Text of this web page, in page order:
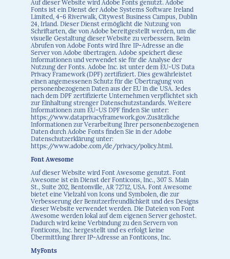
Auf dieser Website wird Adobe Fonts genutzt. Adobe
Fonts ist ein Dienst der Adobe Systems Software Ireland
Limited, 4-6 Riverwalk, Citywest Business Campus, Dublin
24, Irland. Dieser Dienst ermöglicht die Nutzung von
Schriftarten, die von Adobe bereitgestellt werden, um die
visuelle Gestaltung dieser Website zu verbessern. Beim
Abrufen von Adobe Fonts wird Ihre IP-Adresse an die
Server von Adobe übertragen. Adobe speichert diese
Informationen und verwendet sie für die Analyse der
Nutzung der Fonts. Adobe Inc. ist unter dem EU-US Data
Privacy Framework (DPF) zertifiziert. Dies gewährleistet
einen angemessenen Schutz für die Übertragung von
personenbezogenen Daten aus der EU in die USA. Jedes
nach dem DPF zertifizierte Unternehmen verpflichtet sich
zur Einhaltung strenger Datenschutzstandards. Weitere
Informationen zum EU-US DPF finden Sie unter:
https://www.dataprivacyframework.gov.Zusätzliche
Informationen zur Verarbeitung Ihrer personenbezogenen
Daten durch Adobe Fonts finden Sie in der Adobe
Datenschutzerklärung unter:
https://www.adobe.com/de/privacy/policy.html.
Font Awesome
Auf dieser Website wird Font Awesome genutzt. Font
Awesome ist ein Dienst der Fonticons, Inc., 307 S. Main
St., Suite 202, Bentonville, AR 72712, USA. Font Awesome
bietet eine Vielzahl von Icons und Symbolen, die zur
Verbesserung der Benutzerfreundlichkeit und des Designs
dieser Website verwendet werden. Die Dateien von Font
Awesome werden lokal auf dem eigenen Server gehostet.
Dadurch wird keine Verbindung zu den Servern von
Fonticons, Inc. hergestellt und es erfolgt keine
Übermittlung Ihrer IP-Adresse an Fonticons, Inc.
MyFonts